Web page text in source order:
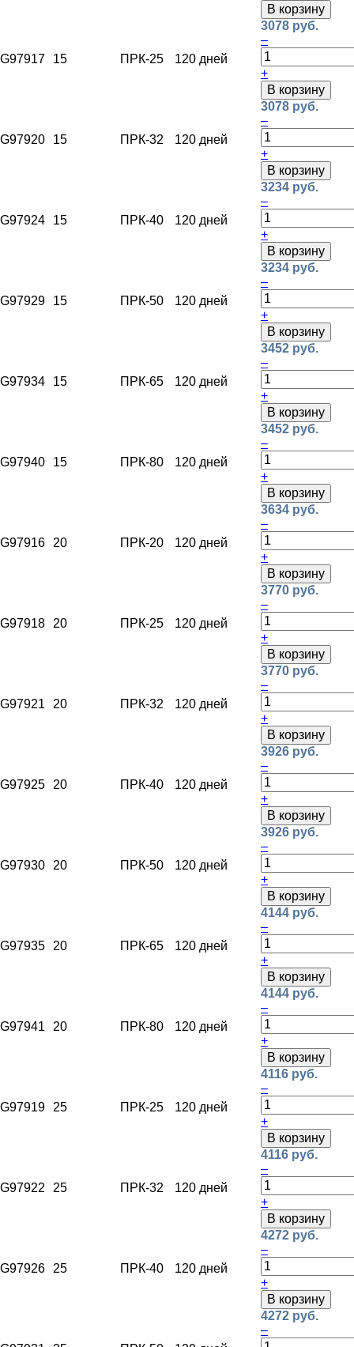
В корзину
G97917 15 ПРК-25 120 дней
3078 руб.
–
+
В корзину
G97920 15 ПРК-32 120 дней
3078 руб.
–
+
В корзину
G97924 15 ПРК-40 120 дней
3234 руб.
–
+
В корзину
G97929 15 ПРК-50 120 дней
3234 руб.
–
+
В корзину
G97934 15 ПРК-65 120 дней
3452 руб.
–
+
В корзину
G97940 15 ПРК-80 120 дней
3452 руб.
–
+
В корзину
G97916 20 ПРК-20 120 дней
3634 руб.
–
+
В корзину
G97918 20 ПРК-25 120 дней
3770 руб.
–
+
В корзину
G97921 20 ПРК-32 120 дней
3770 руб.
–
+
В корзину
G97925 20 ПРК-40 120 дней
3926 руб.
–
+
В корзину
G97930 20 ПРК-50 120 дней
3926 руб.
–
+
В корзину
G97935 20 ПРК-65 120 дней
4144 руб.
–
+
В корзину
G97941 20 ПРК-80 120 дней
4144 руб.
–
+
В корзину
G97919 25 ПРК-25 120 дней
4116 руб.
–
+
В корзину
G97922 25 ПРК-32 120 дней
4116 руб.
–
+
В корзину
G97926 25 ПРК-40 120 дней
4272 руб.
–
+
В корзину
4272 руб.
–